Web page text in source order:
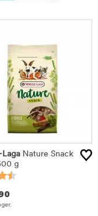
Laga Nature Snack
g